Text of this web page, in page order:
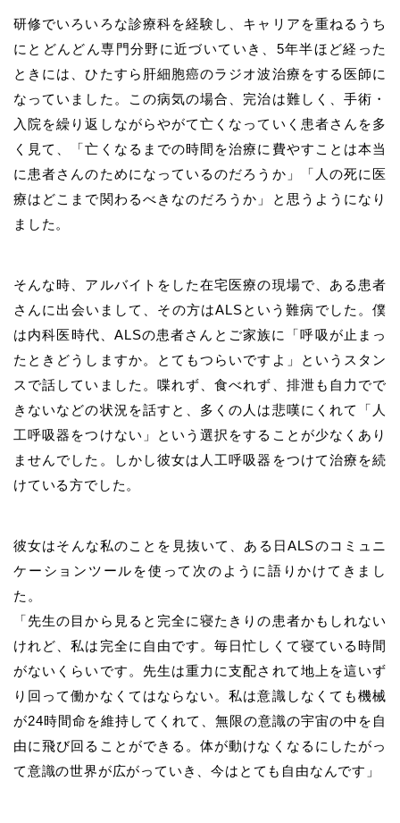
研修でいろいろな診療科を経験し、キャリアを重ねるうち
にとどんどん専門分野に近づいていき、5年半ほど経った
ときには、ひたすら肝細胞癌のラジオ波治療をする医師に
なっていました。この病気の場合、完治は難しく、手術・
入院を繰り返しながらやがて亡くなっていく患者さんを多
く見て、「亡くなるまでの時間を治療に費やすことは本当
に患者さんのためになっているのだろうか」「人の死に医
療はどこまで関わるべきなのだろうか」と思うようになり
ました。
そんな時、アルバイトをした在宅医療の現場で、ある患者
さんに出会いまして、その方はALSという難病でした。僕
は内科医時代、ALSの患者さんとご家族に「呼吸が止まっ
たときどうしますか。とてもつらいですよ」というスタン
スで話していました。喋れず、食べれず、排泄も自力でで
きないなどの状況を話すと、多くの人は悲嘆にくれて「人
工呼吸器をつけない」という選択をすることが少なくあり
ませんでした。しかし彼女は人工呼吸器をつけて治療を続
けている方でした。
彼女はそんな私のことを見抜いて、ある日ALSのコミュニ
ケーションツールを使って次のように語りかけてきまし
た。
「先生の目から見ると完全に寝たきりの患者かもしれない
けれど、私は完全に自由です。毎日忙しくて寝ている時間
がないくらいです。先生は重力に支配されて地上を這いず
り回って働かなくてはならない。私は意識しなくても機械
が24時間命を維持してくれて、無限の意識の宇宙の中を自
由に飛び回ることができる。体が動けなくなるにしたがっ
て意識の世界が広がっていき、今はとても自由なんです」